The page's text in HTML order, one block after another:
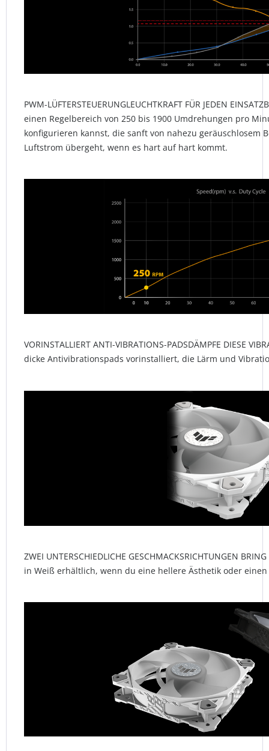
PWM-LÜFTERSTEUERUNGLEUCHTKRAFT FÜR JEDEN
einen Regelbereich von 250 bis 1900 Umdrehungen pro
konfigurieren kannst, die sanft von nahezu geräuschlosem
Luftstrom übergeht, wenn es hart auf hart kommt.
VORINSTALLIERT ANTI-VIBRATIONS-PADSDÄMPFE DIESE
dicke Antivibrationspads vorinstalliert, die Lärm und
ZWEI UNTERSCHIEDLICHE GESCHMACKSRICHTUNGEN
in Weiß erhältlich, wenn du eine hellere Ästhetik oder